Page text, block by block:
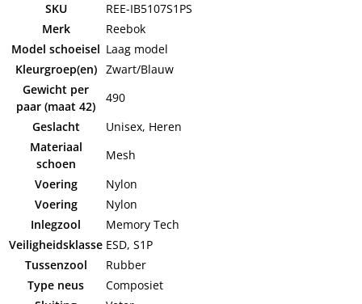
SKU
REE-IB5107S1PS
Merk
Reebok
Model schoeisel Laag model
Kleurgroep(en)
Zwart/Blauw
Gewicht per
paar (maat 42)
490
Geslacht
Unisex, Heren
Materiaal
schoen
Mesh
Voering
Nylon
Voering
Nylon
Inlegzool
Memory Tech
Veiligheidsklasse ESD, S1P
Tussenzool
Rubber
Type neus
Composiet